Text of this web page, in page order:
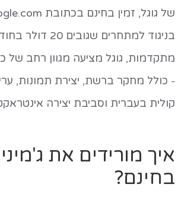
בניגוד למתחרים
מתקדמות, גוגל מציעה מגוון רחב של
- כולל מחקר ברשת, יצירת תמונות,
קולית בעברית וסביבת יצירה
איך מורידים את
בחינם?